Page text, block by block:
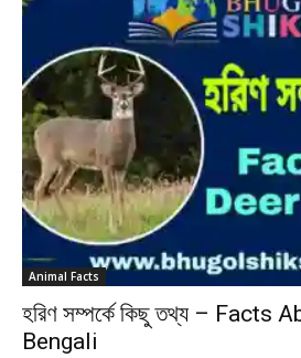
Animal Facts
হরিণ সম্পর্কে কিছু তথ্য – Facts
Bengali